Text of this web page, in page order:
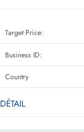
Target Price:
Business ID:
Country
DÉTAIL